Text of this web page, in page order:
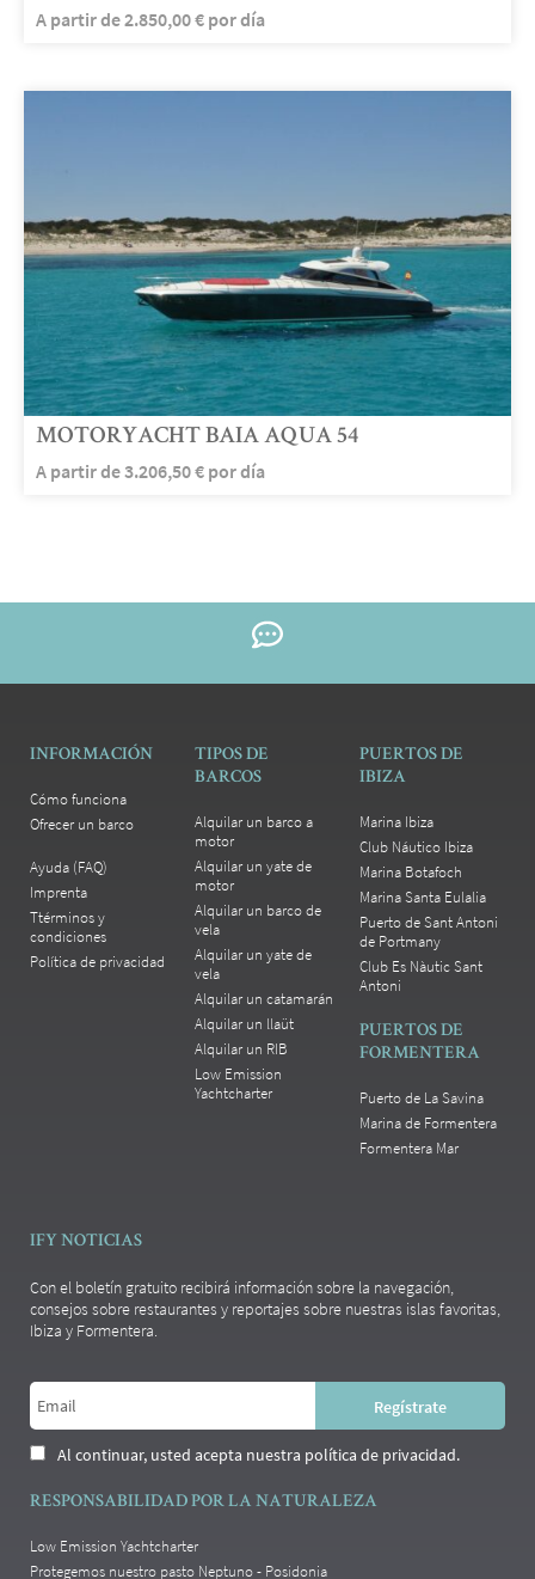
A partir de2.850,00€ por día
MOTORYACHT BAIA AQUA 54
A partir de3.206,50€ por día
INFORMACIÓN
Cómo funciona
Ofrecer un barco
Ayuda (FAQ)
Imprenta
Ttérminos y
condiciones
Política de privacidad
TIPOS DE
BARCOS
Alquilar un barco a
motor
Alquilar un yate de
motor
Alquilar un barco de
vela
Alquilar un yate de
vela
Alquilar un catamarán
Alquilar un llaüt
Alquilar un RIB
Low Emission
Yachtcharter
PUERTOS DE
IBIZA
Marina Ibiza
Club Náutico Ibiza
Marina Botafoch
Marina Santa Eulalia
Puerto de Sant Antoni
de Portmany
Club Es Nàutic Sant
Antoni
PUERTOS DE
FORMENTERA
Puerto de La Savina
Marina de Formentera
Formentera Mar
IFY NOTICIAS
Con el boletín gratuito recibirá información sobre la navegación,
consejos sobre restaurantes y reportajes sobre nuestras islas favoritas,
Ibiza y Formentera.
Al continuar, usted acepta nuestra política de privacidad.
RESPONSABILIDAD POR LA NATURALEZA
Low Emission Yachtcharter
Protegemos nuestro pasto Neptuno - Posidonia